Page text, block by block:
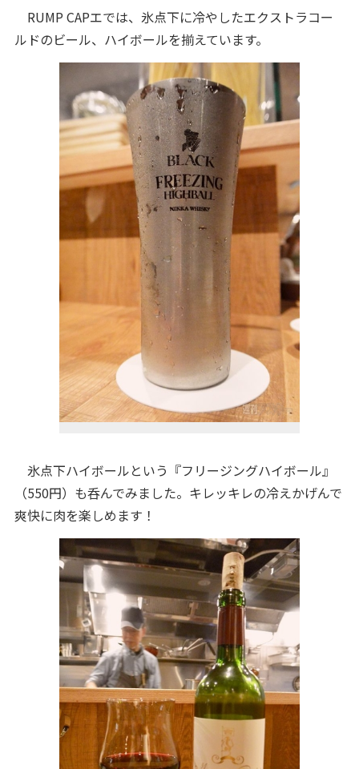
RUMP CAPエでは、氷点下に冷やしたエクストラコー
ルドのビール、ハイボールを揃えています。
氷点下ハイボールという『フリージングハイボール』
（550円）も呑んでみました。キレッキレの冷えかげんで
爽快に肉を楽しめます！